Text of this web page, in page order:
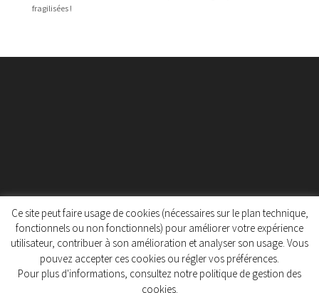
fragilisées !
Protection des données personnelles
Politique de gestion des cookies
Ce site peut faire usage de cookies (nécessaires sur le plan technique,
fonctionnels ou non fonctionnels) pour améliorer votre expérience
utilisateur, contribuer à son amélioration et analyser son usage. Vous
pouvez accepter ces cookies ou régler vos préférences.
Pour plus d'informations, consultez notre politique de gestion des
cookies.